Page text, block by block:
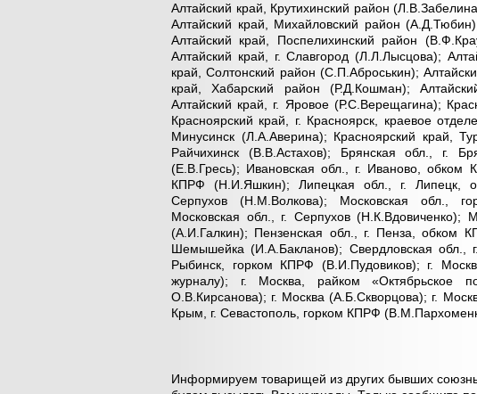
Алтайский край, Крутихинский район
Алтайский край, Михайловский район
Алтайский край, Поспелихинский район
Алтайский край, г. Славгород (Л.Л.Лысцова);
край, Солтонский район (С.П.Аброськин);
край, Хабарский район (Р.Д.Кошман);
Алтайский край, г. Яровое (Р.С.Верещагина);
Красноярский край, г. Красноярск, краевое
Минусинск (Л.А.Аверина); Красноярский край,
Райчихинск (В.В.Астахов); Брянская обл., г.
(Е.В.Гресь); Ивановская обл., г. Иваново, обком
КПРФ (Н.И.Яшкин); Липецкая обл., г. Липецк,
Серпухов (Н.М.Волкова); Московская обл.,
Московская обл., г. Серпухов (Н.К.Вдовиченко);
(А.И.Галкин); Пензенская обл., г. Пенза, обком
Шемышейка (И.А.Бакланов); Свердловская обл.,
Рыбинск, горком КПРФ (В.И.Пудовиков); г.
журналу); г. Москва, райком
О.В.Кирсанова); г. Москва (А.Б.Скворцова); г.
Крым, г. Севастополь, горком КПРФ
Информируем товарищей из других бывших